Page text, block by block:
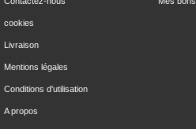
cookies
Livraison
Mentions légales
Conditions d'utilisation
A propos